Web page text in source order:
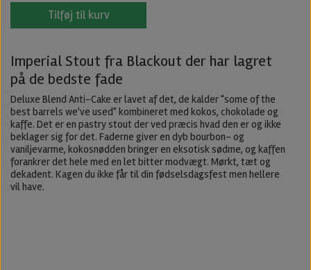
Tilføj til kurv
Imperial Stout fra Blackout der har lagret
på de bedste fade
Deluxe Blend Anti-Cake er lavet af det, de kalder "some of the
best barrels we've used" kombineret med kokos, chokolade og
kaffe. Det er en pastry stout der ved præcis hvad den er og ikke
beklager sig for det. Faderne giver en dyb bourbon- og
vaniljevarme, kokosnødden bringer en eksotisk sødme, og kaffen
forankrer det hele med en let bitter modvægt. Mørkt, tæt og
dekadent. Kagen du ikke får til din fødselsdagsfest men hellere
vil have.